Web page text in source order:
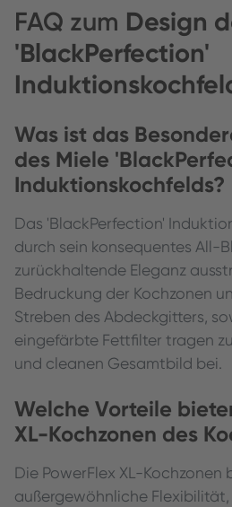
FAQ zum Design
'BlackPerfection'
Was ist das
des Miele
Induktionskochfelds?
Das 'BlackPerfection'
durch sein konsequentes All-
zurückhaltende Eleganz
Bedruckung der Kochzonen
Streben des Abdeckgitters,
eingefärbte Fettfilter tragen
und cleanen Gesamtbild bei.
Welche Vorteile
XL-Kochzonen des
Die PowerFlex XL-Kochzonen
außergewöhnliche